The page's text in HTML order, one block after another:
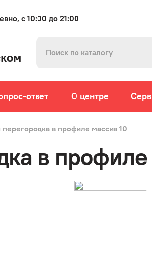
с 10:00 до 21:00
ответ О центре
в профиле массив 10
в профиле